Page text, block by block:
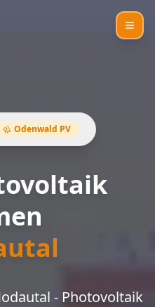
Odenwald PV
- Photovoltaik